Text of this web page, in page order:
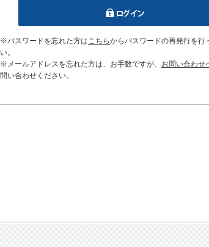
※パスワードを忘れた方はこちらからパスワードの再発行を行
い。
※メールアドレスを忘れた方は、お手数ですが、 お問い合わせ
問い合わせください。